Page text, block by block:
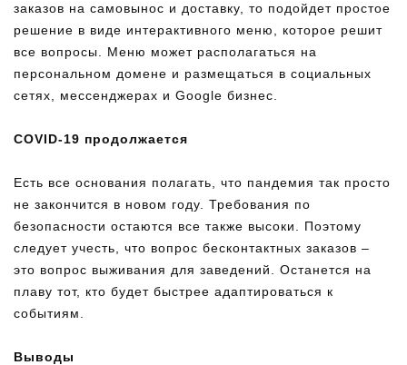
заказов на самовынос и доставку, то подойдет простое
решение в виде интерактивного меню, которое решит
все вопросы. Меню может располагаться на
персональном домене и размещаться в социальных
сетях, мессенджерах и Google бизнес.
COVID-19 продолжается
Есть все основания полагать, что пандемия так просто
не закончится в новом году. Требования по
безопасности остаются все также высоки. Поэтому
следует учесть, что вопрос бесконтактных заказов –
это вопрос выживания для заведений. Останется на
плаву тот, кто будет быстрее адаптироваться к
событиям.
Выводы